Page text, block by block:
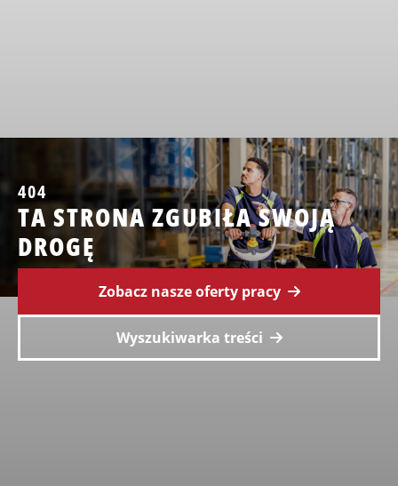
404
TA STRONA ZGUBIŁA SWOJĄ
DROGĘ
Zobacz nasze oferty pracy
Wyszukiwarka treści